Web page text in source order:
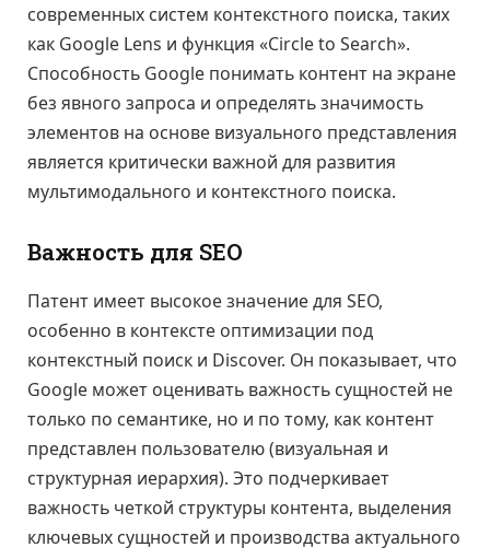
современных систем контекстного поиска, таких
как Google Lens и функция «Circle to Search».
Способность Google понимать контент на экране
без явного запроса и определять значимость
элементов на основе визуального представления
является критически важной для развития
мультимодального и контекстного поиска.
Важность для SEO
Патент имеет высокое значение для SEO,
особенно в контексте оптимизации под
контекстный поиск и Discover. Он показывает, что
Google может оценивать важность сущностей не
только по семантике, но и по тому, как контент
представлен пользователю (визуальная и
структурная иерархия). Это подчеркивает
важность четкой структуры контента, выделения
ключевых сущностей и производства актуального